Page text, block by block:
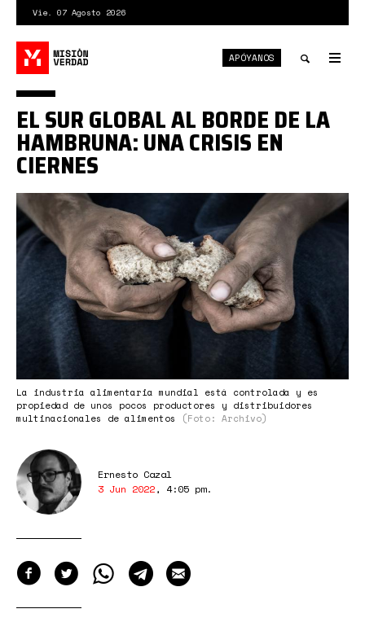
contenido
principal
Vie. 07 Agosto 2026
search
APÓYANOS
crisis-
alimentaria.jpg
La industria alimentaria mundial está controlada y es
propiedad de unos pocos productores y distribuidores
multinacionales de alimentos
(Foto: Archivo)
EL SUR GLOBAL AL BORDE DE LA
HAMBRUNA: UNA CRISIS EN
CIERNES
Ernesto Cazal
3 Jun 2022, 4:05 pm.